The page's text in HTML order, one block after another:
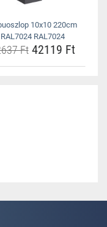
10x10 220cm
RAL7024 RAL7024
Ft42119 Ft